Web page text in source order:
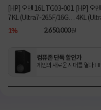
[HP] 오멘 16L TG03-001
7KL (Ultra7-265F/16GB/
1TB/RX9060XT/FD) [기
1% 2,650,000원
[HP] 오
4KL
2TB/
쿠폰★
컴퓨존 단독 할인가
게임의 새로운 시대를 열다